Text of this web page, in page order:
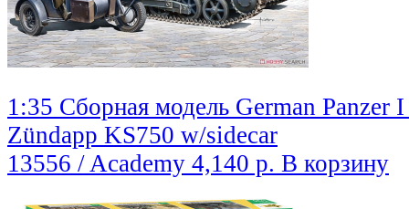
1:35 Сборная модель German
Zündapp KS750 w/sidecar
13556 / Academy 4,140 р. В корзину